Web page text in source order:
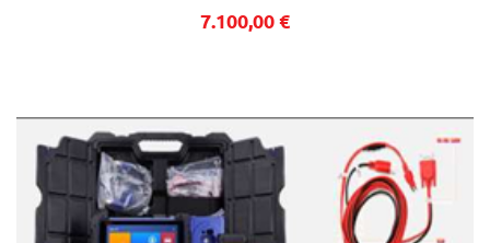
7.100,00 €